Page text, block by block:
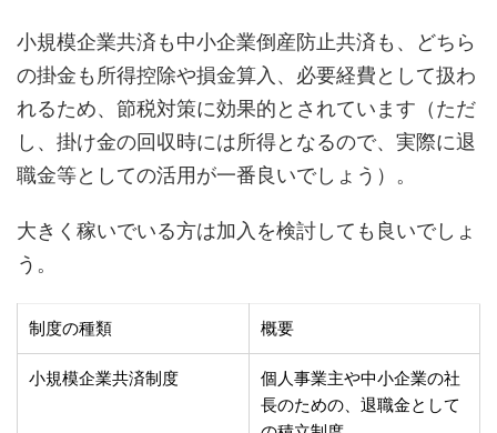
小規模企業共済も中小企業倒産防止共済も、どちら
の掛金も所得控除や損金算入、必要経費として扱わ
れるため、節税対策に効果的とされています（ただ
し、掛け金の回収時には所得となるので、実際に退
職金等としての活用が一番良いでしょう）。
大きく稼いでいる方は加入を検討しても良いでしょ
う。
制度の種類 概要
小規模企業共済制度
個人事業主や中小企業の社
長のための、退職金として